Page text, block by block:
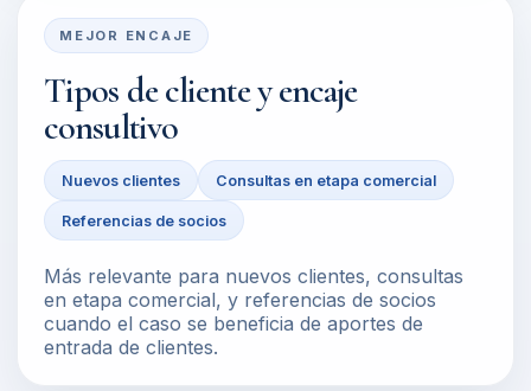
MEJOR ENCAJE
Tipos de cliente y encaje
consultivo
Nuevos clientes Consultas en etapa comercial
Referencias de socios
Más relevante para nuevos clientes, consultas
en etapa comercial, y referencias de socios
cuando el caso se beneficia de aportes de
entrada de clientes.